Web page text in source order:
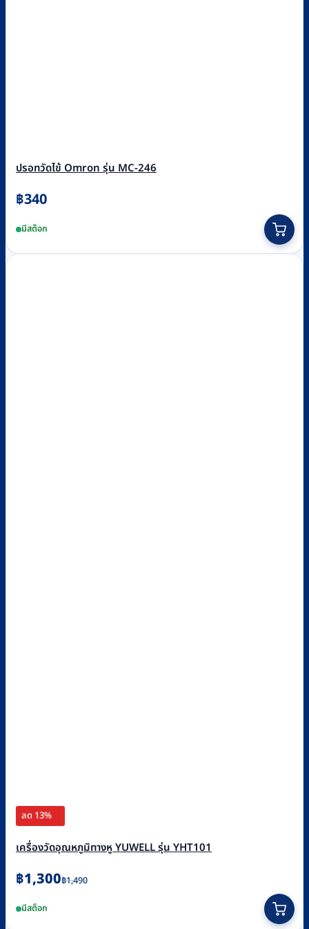
ปรอทวัดไข้ Omron รุ่น MC-246
฿340
มีสต็อก
ลด 13%
เครื่องวัดอุณหภูมิทางหู YUWELL รุ่น YHT101
฿1,490
Original
was:
฿1,300
Current
is:มีสต็อก